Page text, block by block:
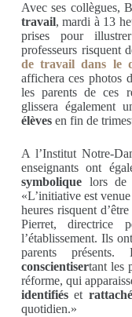
Avec ses collègues,
travail, mardi à 13
prises pour
professeurs risquent
de travail dans le
affichera ces photos
les parents de ces
glissera également
élèves en fin de
A l’Institut Notre-
enseignants ont
symbolique lors de
«L’initiative est
heures risquent
Pierret, directrice
l’établissement. Ils
parents
conscientisertant les
réforme, qui
identifiéset
quotidien.»